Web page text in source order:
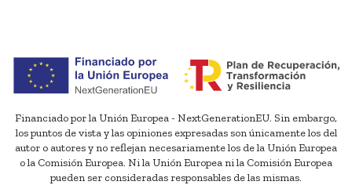
Financiado por la Unión Europea - NextGenerationEU. Sin embargo,
los puntos de vista y las opiniones expresadas son únicamente los del
autor o autores y no reflejan necesariamente los de la Unión Europea
o la Comisión Europea. Ni la Unión Europea ni la Comisión Europea
pueden ser consideradas responsables de las mismas.